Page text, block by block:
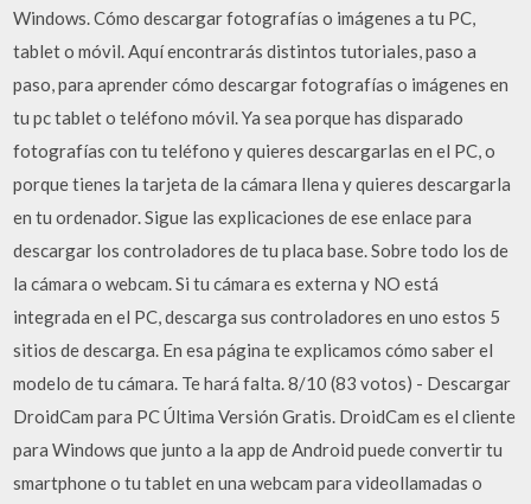
Windows. Cómo descargar fotografías o imágenes a tu PC,
tablet o móvil. Aquí encontrarás distintos tutoriales, paso a
paso, para aprender cómo descargar fotografías o imágenes en
tu pc tablet o teléfono móvil. Ya sea porque has disparado
fotografías con tu teléfono y quieres descargarlas en el PC, o
porque tienes la tarjeta de la cámara llena y quieres descargarla
en tu ordenador. Sigue las explicaciones de ese enlace para
descargar los controladores de tu placa base. Sobre todo los de
la cámara o webcam. Si tu cámara es externa y NO está
integrada en el PC, descarga sus controladores en uno estos 5
sitios de descarga. En esa página te explicamos cómo saber el
modelo de tu cámara. Te hará falta. 8/10 (83 votos) - Descargar
DroidCam para PC Última Versión Gratis. DroidCam es el cliente
para Windows que junto a la app de Android puede convertir tu
smartphone o tu tablet en una webcam para videollamadas o